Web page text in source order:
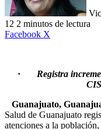
12 2 minutos de lectura
Facebook X
· Registra
Guanajuato,
Salud de Guanajuato
atenciones a la